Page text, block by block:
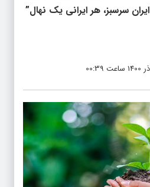
سرسبز، هر ایرانی یک نهال”